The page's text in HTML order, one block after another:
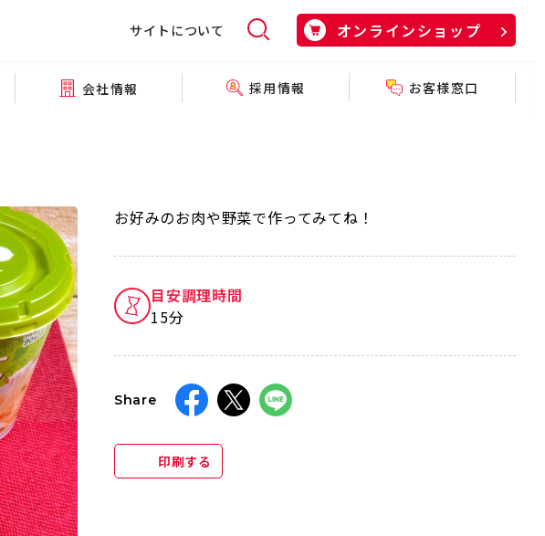
サイトについて オンラインショップ
会社情報 採用情報 お客様窓口
お好みのお肉や野菜で作ってみてね！
目安調理時間
15分
Share
印刷する